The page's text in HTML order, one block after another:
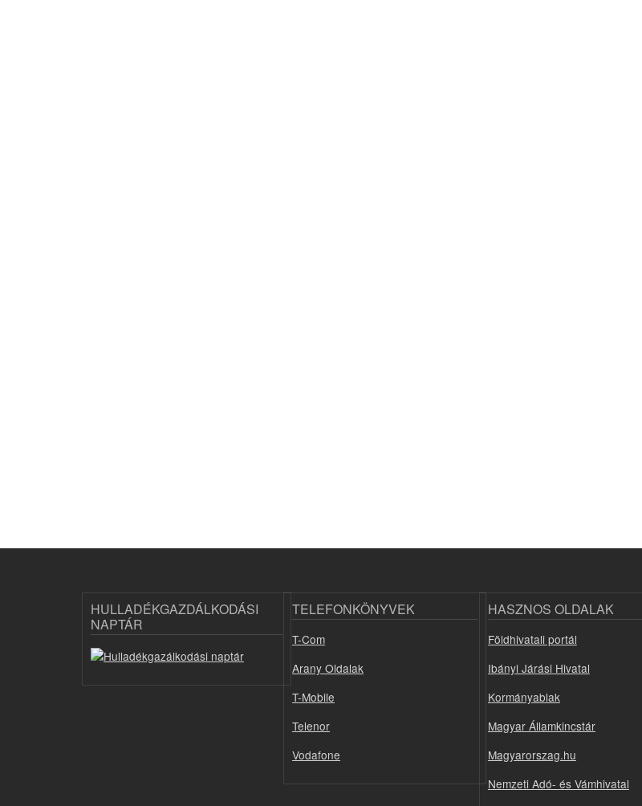
HULLADÉKGAZDÁLKODÁSI
NAPTÁR
TELEFONKÖNYVEK
T-Com
Arany Oldalak
T-Mobile
Telenor
Vodafone
HASZNOS OLDALAK
Földhivatali portál
Ibányi Járási Hivatal
Kormányablak
Magyar Államkincstár
Magyarorszag.hu
Nemzeti Adó- és Vámhivatal